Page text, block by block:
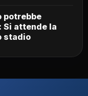
potrebbe
Si attende la
stadio